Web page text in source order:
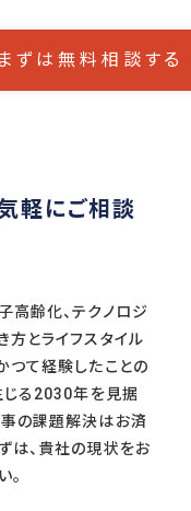
まずは無料相談する
軽にご相談
高齢化、テクノロジ
方とライフスタイル
つて経験したことの
る2030年を見据
の課題解決はお済
は、貴社の現状をお
。